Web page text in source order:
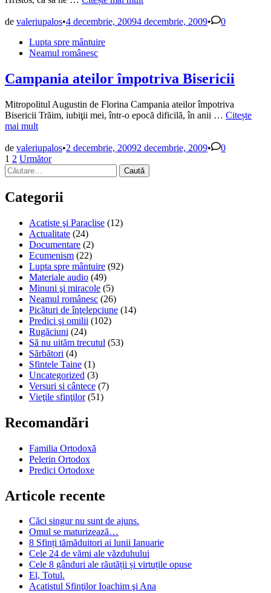
Gură
Aur
despre
de valeriupalos•4 decembrie, 20094 decembrie, 2009•
0
PublicatLupta spre mântuire
Neamul românesc
Campania ateilor împotriva Bisericii
Mitropolitul Augustin de Florina Campania ateilor împotriva
Bisericii Trăim, iubiţii mei, într-o epocă dificilă, în anii … Campania
Bisericii
Citește
mai mult
de valeriupalos•2 decembrie, 20092 decembrie, 2009• 0
Paginație
articole
1 2 Următor
Caută
după:
Categorii
Acatiste şi Paraclise (12)
Actualitate (24)
Documentare (2)
Ecumenism (22)
Lupta spre mântuire (92)
Materiale audio (49)
Minuni şi miracole (5)
Neamul românesc (26)
Picături de înţelepciune (14)
Predici şi omilii (102)
Rugăciuni (24)
Să nu uităm trecutul (53)
Sărbători (4)
Sfintele Taine (1)
Uncategorized (3)
Versuri si cântece (7)
Vieţile sfinţilor(51)
Recomandări
Familia Ortodoxă
Pelerin Ortodox
Predici Ortodoxe
Articole recente
Căci singur nu sunt de ajuns.
Omul se maturizează…
8 Sfinți tămăduitori ai lunii Ianuarie
Cele 24 de vămi ale văzduhului
Cele 8 gânduri ale răutății și virtuțile opuse
El, Totul.
Acatistul Sfinţilor Ioachim şi Ana